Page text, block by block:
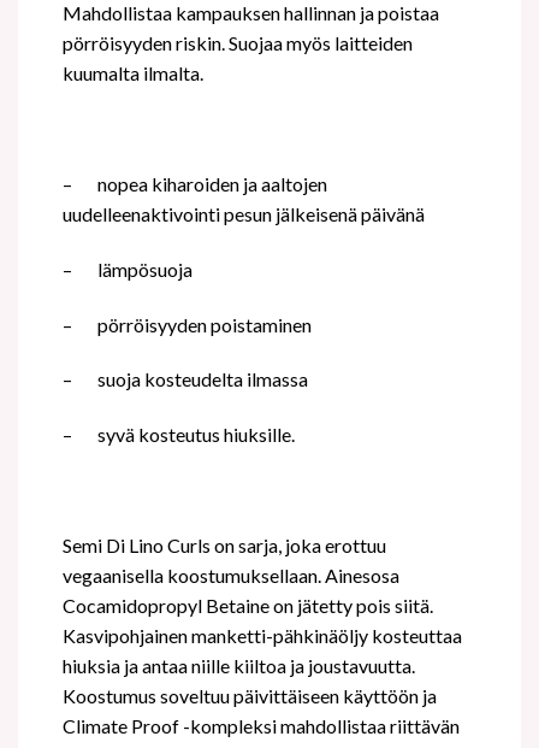
Mahdollistaa kampauksen hallinnan ja poistaa
pörröisyyden riskin. Suojaa myös laitteiden
kuumalta ilmalta.
–
nopea kiharoiden ja aaltojen
uudelleenaktivointi pesun jälkeisenä päivänä
– lämpösuoja
– pörröisyyden poistaminen
– suoja kosteudelta ilmassa
– syvä kosteutus hiuksille.
Semi Di Lino Curls on sarja, joka erottuu
vegaanisella koostumuksellaan. Ainesosa
Cocamidopropyl Betaine on jätetty pois siitä.
Kasvipohjainen manketti-pähkinäöljy kosteuttaa
hiuksia ja antaa niille kiiltoa ja joustavuutta.
Koostumus soveltuu päivittäiseen käyttöön ja
Climate Proof -kompleksi mahdollistaa riittävän